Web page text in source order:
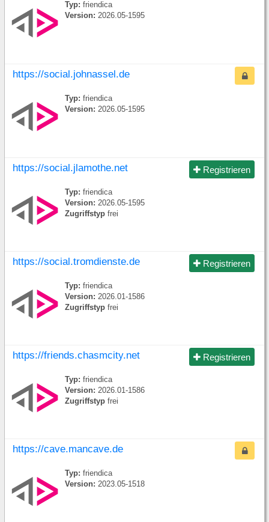
Typ: friendica
Version: 2026.05-1595
https://social.johnassel.de
Typ: friendica
Version: 2026.05-1595
Registrieren
https://social.jlamothe.net
Typ: friendica
Version: 2026.05-1595
Zugriffstyp frei
Registrieren
https://social.tromdienste.de
Typ: friendica
Version: 2026.01-1586
Zugriffstyp frei
Registrieren
https://friends.chasmcity.net
Typ: friendica
Version: 2026.01-1586
Zugriffstyp frei
https://cave.mancave.de
Typ: friendica
Version: 2023.05-1518